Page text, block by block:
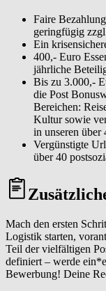
Faire
geringfügig
Ein
400,- Euro
jährliche
Bis zu 3.000,-
die Post
Bereichen:
Kultur sowie
in unseren über
Vergünstigte
über 40
Mach den ersten
Logistik starten,
Teil der vielfältigen
definiert – werde
Bewerbung! Deine